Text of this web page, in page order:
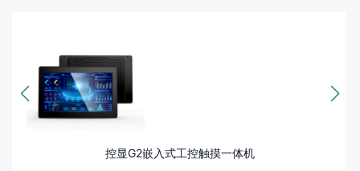
控显G2嵌入式工控触摸一体机